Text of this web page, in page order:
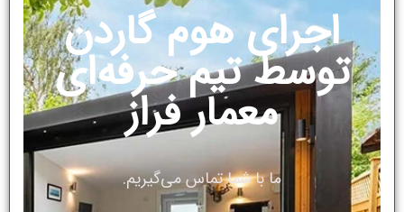
اجرای هوم گاردن
توسط تیم حرفه‌ای
معمار فراز
ما با شما تماس می‌گیریم.